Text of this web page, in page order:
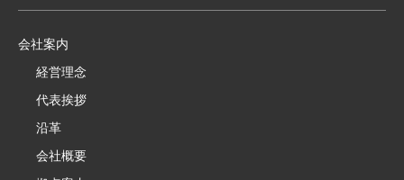
会社案内
経営理念
代表挨拶
沿革
会社概要